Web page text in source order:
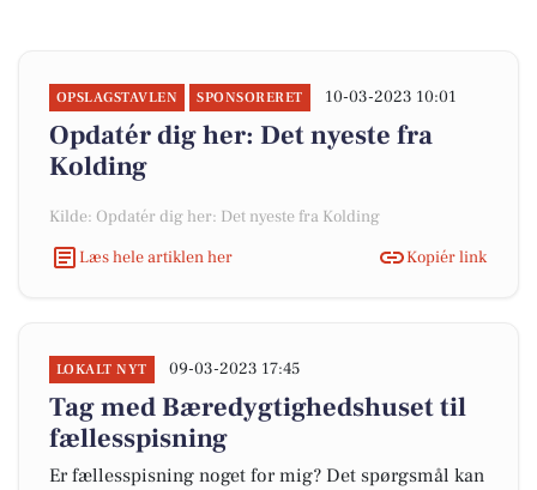
OPSLAGSTAVLEN SPONSORERET 10-03-2023 10:01
Opdatér dig her: Det nyeste fra
Kolding
Kilde: Opdatér dig her: Det nyeste fra Kolding
Læs hele artiklen her
Kopiér link
LOKALT NYT 09-03-2023 17:45
Tag med Bæredygtighedshuset til
fællesspisning
Er fællesspisning noget for mig? Det spørgsmål kan